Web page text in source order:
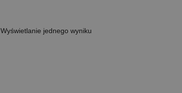
Wyświetlanie jednego wyniku